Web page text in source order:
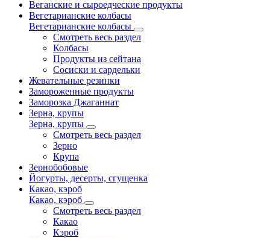
Веганские и сыроедческие продукты
Вегетарианские колбасы
Вегетарианские колбасы
Смотреть весь раздел
Колбасы
Продукты из сейтана
Сосиски и сардельки
Жевательные резинки
Замороженные продукты
Заморозка Джаганнат
Зерна, крупы
Зерна, крупы
Смотреть весь раздел
Зерно
Крупа
Зернобобовые
Йогурты, десерты, сгущенка
Какао, кэроб
Какао, кэроб
Смотреть весь раздел
Какао
Кэроб